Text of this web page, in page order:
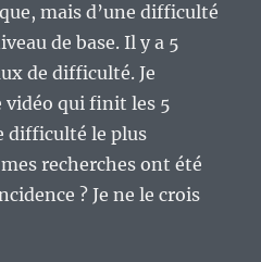
mais d’une difficulté
de base. Il y a 5
de difficulté. Je
vidéo qui finit les 5
difficulté le plus
recherches ont été
? Je ne le crois